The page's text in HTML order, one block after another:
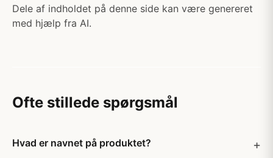
Dele af indholdet på denne side kan være genereret
med hjælp fra AI.
Ofte stillede spørgsmål
Hvad er navnet på produktet?